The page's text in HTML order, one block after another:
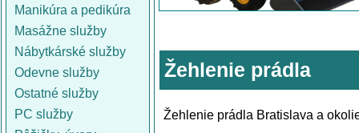
Manikúra a pedikúra
Masážne služby
Nábytkárské služby
Odevne služby
Ostatné služby
PC služby
Žehlenie prádla
Žehlenie prádla Bratislava a